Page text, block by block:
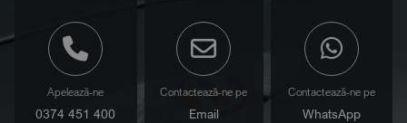
Apelează-ne
0374 451 400
Contactează-ne pe
Email
Contactează-ne pe
WhatsApp